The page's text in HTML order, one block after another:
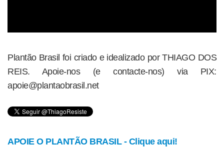
Plantão Brasil foi criado e idealizado por THIAGO DOS
REIS. Apoie-nos (e contacte-nos) via PIX:
apoie@plantaobrasil.net
APOIE O PLANTÃO BRASIL - Clique aqui!